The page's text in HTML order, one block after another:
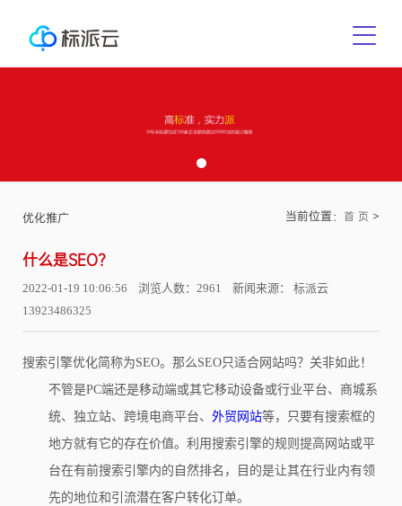
优化推广 当前位置： 首 页 >
什么是SEO？
2022-01-19 10:06:56 浏览人数：2961 新闻来源： 标派云
13923486325
搜索引擎优化简称为SEO。那么SEO只适合网站吗？关非如此！
不管是PC端还是移动端或其它移动设备或行业平台、商城系
统、独立站、跨境电商平台、 外贸网站等，只要有搜索框的
地方就有它的存在价值。利用搜索引擎的规则提高网站或平
台在有前搜索引擎内的自然排名，目的是让其在行业内有领
先的地位和引流潜在客户转化订单。